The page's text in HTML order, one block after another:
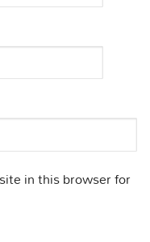
in this browser for